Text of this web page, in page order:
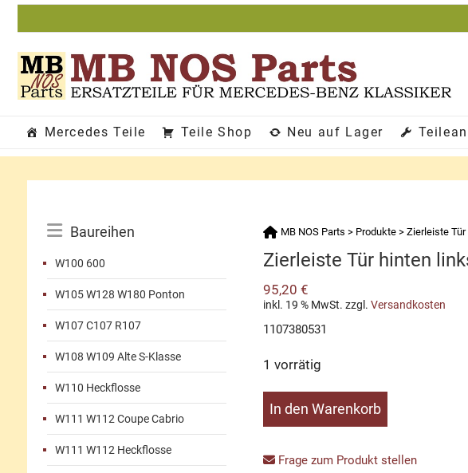
Zum
Mercedes Teile Teile Shop Neu auf Lager
Baureihen
W100 600
W105 W128 W180 Ponton
W107 C107 R107
W108 W109 Alte S-Klasse
W110 Heckflosse
W111 W112 Coupe Cabrio
W111 W112 Heckflosse
MB NOS Parts > Produkte> Zierleiste
Zierleiste Tür hinten
95,20 €
inkl. 19 % MwSt. zzgl. Versandkosten
1107380531
1 vorrätig
Zierleiste
links
In den Warenkorb
Frage zum Produkt stellen